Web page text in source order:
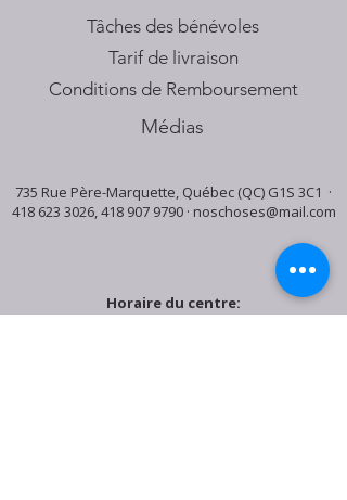
Tâches des bénévoles
Tarif de livraison
Conditions de Remboursement
Médias
735 Rue Père-Marquette, Québec (QC) G1S 3C1 ·
418 623 3026,418 907 9790· noschoses@mail.com
Horaire du centre: